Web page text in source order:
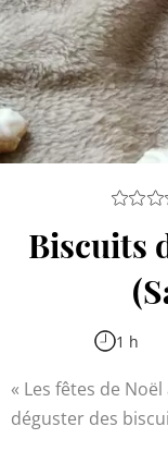
Biscuits
1 h
Les fêtes de
déguster des